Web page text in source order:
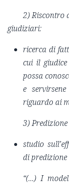
2) Riscontro
giudiziari:
ricerca di
cui il
possa
e
riguardo ai
3)
studio
di predizione
“(…) I